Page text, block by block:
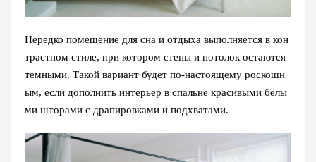
Нередко помещение для сна и отдыха выполняется в кон
трастном стиле, при котором стены и потолок остаются
темными. Такой вариант будет по-настоящему роскошн
ым, если дополнить интерьер в спальне красивыми белы
ми шторами с драпировками и подхватами.